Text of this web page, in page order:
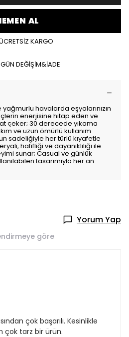
AL
KARGO
DEĞİŞİM&İADE
havalarda eşyalarınızın
enerjisine hitap eden ve
çeker; 30 derecede yıkama
ve uzun ömürlü kullanım
sadeliğiyle her türlü kıyafetle
hafifliği ve dayanıklılığı ile
sunar; Casual ve günlük
tasarımıyla her an
Yorum Yap
göre
çok başarılı. Kesinlikle
çok tarz bir ürün.